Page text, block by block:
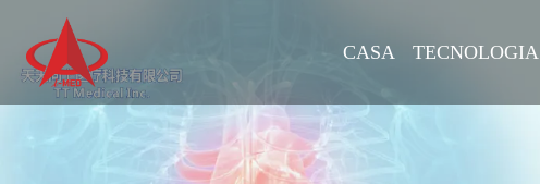
CASA TECNOLOGIA